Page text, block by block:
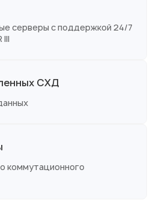
серверы с поддержкой 24/7
lll
СХД
коммутационного